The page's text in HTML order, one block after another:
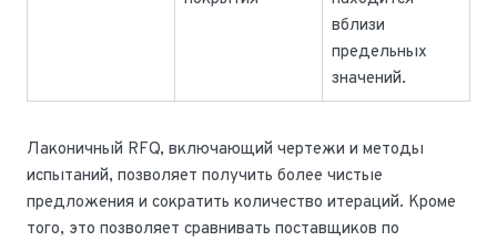
вблизи
предельных
значений.
Лаконичный RFQ, включающий чертежи и методы
испытаний, позволяет получить более чистые
предложения и сократить количество итераций. Кроме
того, это позволяет сравнивать поставщиков по